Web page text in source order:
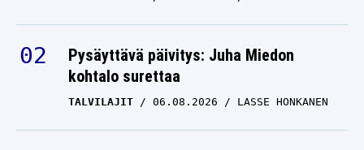
Pysäyttävä päivitys: Juha Miedon
kohtalo surettaa
TALVILAJIT 06.08.2026 LASSE HONKANEN